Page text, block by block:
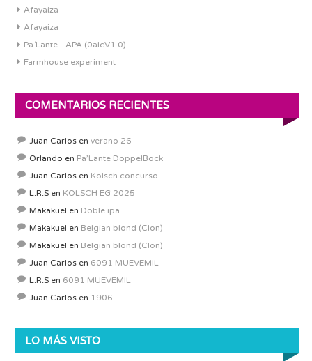
Afayaiza
Afayaiza
Pa´Lante - APA (0alcV1.0)
Farmhouse experiment
COMENTARIOS RECIENTES
Juan Carlos en verano 26
Orlando en Pa’Lante DoppelBock
Juan Carlos en Kolsch concurso
L.R.S en KOLSCH EG 2025
Makakuel en Doble ipa
Makakuel en Belgian blond (Clon)
Makakuel en Belgian blond (Clon)
Juan Carlos en 6091 MUEVEMIL
L.R.S en 6091 MUEVEMIL
Juan Carlos en 1906
LO MÁS VISTO